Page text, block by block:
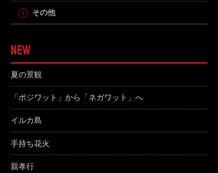
その他
NEW
夏の景観
「ポジワット」から「ネガワット」へ
イルカ島
手持ち花火
親孝行